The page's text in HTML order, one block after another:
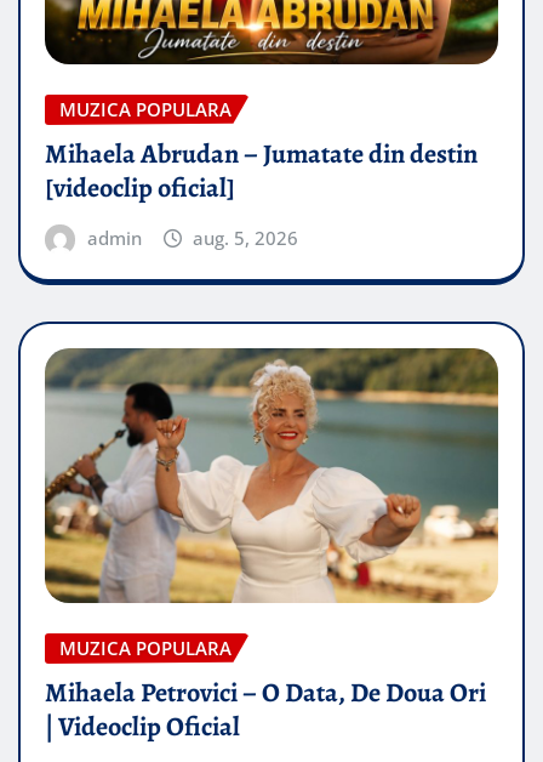
MUZICA POPULARA
Mihaela Abrudan – Jumatate din destin
[videoclip oficial]
admin aug. 5, 2026
MUZICA POPULARA
Mihaela Petrovici – O Data, De Doua Ori
| Videoclip Oficial